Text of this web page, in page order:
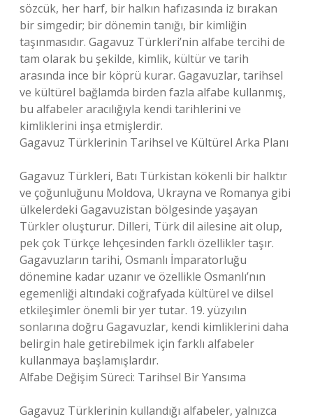
sözcük, her harf, bir halkın hafızasında iz bırakan
bir simgedir; bir dönemin tanığı, bir kimliğin
taşınmasıdır. Gagavuz Türkleri’nin alfabe tercihi de
tam olarak bu şekilde, kimlik, kültür ve tarih
arasında ince bir köprü kurar. Gagavuzlar, tarihsel
ve kültürel bağlamda birden fazla alfabe kullanmış,
bu alfabeler aracılığıyla kendi tarihlerini ve
kimliklerini inşa etmişlerdir.
Gagavuz Türklerinin Tarihsel ve Kültürel Arka Planı
Gagavuz Türkleri, Batı Türkistan kökenli bir halktır
ve çoğunluğunu Moldova, Ukrayna ve Romanya gibi
ülkelerdeki Gagavuzistan bölgesinde yaşayan
Türkler oluşturur. Dilleri, Türk dil ailesine ait olup,
pek çok Türkçe lehçesinden farklı özellikler taşır.
Gagavuzların tarihi, Osmanlı İmparatorluğu
dönemine kadar uzanır ve özellikle Osmanlı’nın
egemenliği altındaki coğrafyada kültürel ve dilsel
etkileşimler önemli bir yer tutar. 19. yüzyılın
sonlarına doğru Gagavuzlar, kendi kimliklerini daha
belirgin hale getirebilmek için farklı alfabeler
kullanmaya başlamışlardır.
Alfabe Değişim Süreci: Tarihsel Bir Yansıma
Gagavuz Türklerinin kullandığı alfabeler, yalnızca